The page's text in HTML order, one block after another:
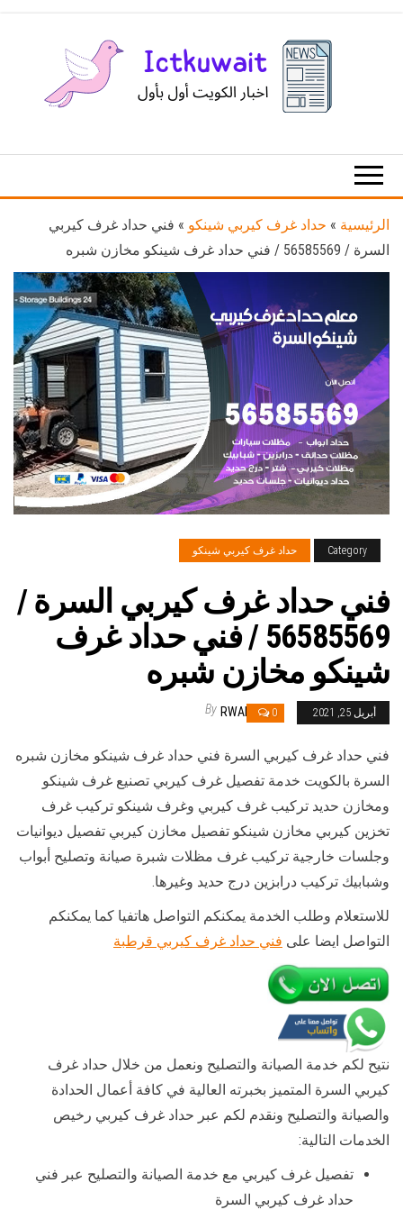
الكويت
الرئيسية » حداد غرف كيربي شينكو » فني حداد غرف كيربي
السرة / 56585569 / فني حداد غرف شينكو مخازن شبره
Category حداد غرف كيربي شينكو
فني حداد غرف كيربي السرة /
56585569 / فني حداد غرف
شينكو مخازن شبره
أبريل 25, 2021 0
By RWAN
فني حداد غرف كيربي السرة فني حداد غرف شينكو مخازن شبره
السرة بالكويت خدمة تفصيل غرف كيربي تصنيع غرف شينكو
ومخازن حديد تركيب غرف كيربي وغرف شينكو تركيب غرف
تخزين كيربي مخازن شينكو تفصيل مخازن كيربي تفصيل ديوانيات
وجلسات خارجية تركيب غرف مظلات شبرة صيانة وتصليح أبواب
وشبابيك تركيب درابزين درج حديد وغيرها.
للاستعلام وطلب الخدمة يمكنكم التواصل هاتفيا كما يمكنكم
التواصل ايضا على فني حداد غرف كيربي قرطبة
نتيح لكم خدمة الصيانة والتصليح ونعمل من خلال حداد غرف
كيربي السرة المتميز بخبرته العالية في كافة أعمال الحدادة
والصيانة والتصليح ونقدم لكم عبر حداد غرف كيربي رخيص
الخدمات التالية:
تفصيل غرف كيربي مع خدمة الصيانة والتصليح عبر فني
حداد غرف كيربي السرة